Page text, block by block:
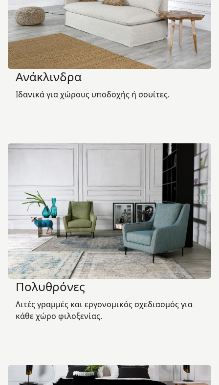
Ανάκλινδρα
Ιδανικά για χώρους υποδοχής ή σουίτες.
Πολυθρόνες
Λιτές γραμμές και εργονομικός σχεδιασμός για
κάθε χώρο φιλοξενίας.